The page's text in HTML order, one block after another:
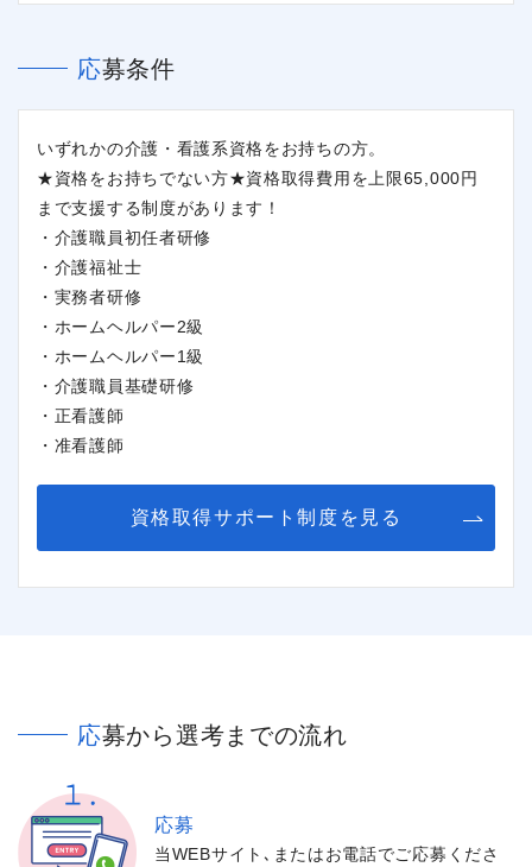
応募条件
いずれかの介護・看護系資格をお持ちの方。
★資格をお持ちでない方★資格取得費用を上限65,000円
まで支援する制度があります！
・介護職員初任者研修
・介護福祉士
・実務者研修
・ホームヘルパー2級
・ホームヘルパー1級
・介護職員基礎研修
・正看護師
・准看護師
資格取得サポート制度を見る
応募から選考までの流れ
応募
当WEBサイト､またはお電話でご応募くださ